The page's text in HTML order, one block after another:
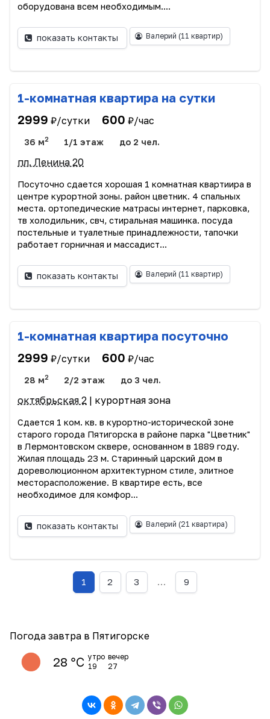
оборудована всем необходимым....
показать контакты Валерий (11 квартир)
1-комнатная квартира на сутки
2999 ₽/сутки 600 ₽/час
36 м2 1/1 этаж до 2 чел.
пл. Ленина 20
Посуточно сдается хорошая 1 комнатная квартиира в
центре курортной зоны. район цветник. 4 спальных
места. ортопедические матрасы интернет, парковка,
тв холодильник, свч, стиральная машинка. посуда
постельные и туалетные принадлежности, тапочки
работает горничная и массадист...
показать контакты Валерий (11 квартир)
1-комнатная квартира посуточно
2999 ₽/сутки 600 ₽/час
28 м2 2/2 этаж до 3 чел.
октябрьская 2 | курортная зона
Сдается 1 ком. кв. в курортно-исторической зоне
старого города Пятигорска в районе парка "Цветник"
в Лермонтовском сквере, основанном в 1889 году.
Жилая площадь 23 м. Старинный царский дом в
дореволюционном архитектурном стиле, элитное
месторасположение. В квартире есть, все
необходимое для комфор...
показать контакты Валерий (21 квартира)
1 2 3 … 9
Погода завтра в Пятигорске
28 ℃ утро
19
вечер
27